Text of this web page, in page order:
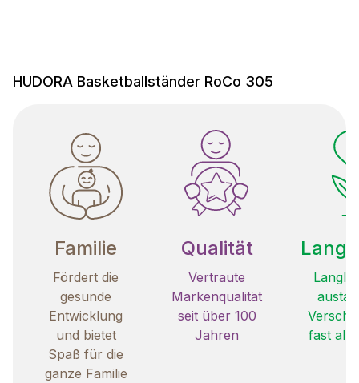
HUDORA Basketballständer RoCo 305
Familie
Fördert die
gesunde
Entwicklung
und bietet
Spaß für die
ganze Familie
Qualität
Vertraute
Markenqualität
seit über 100
Jahren
fast